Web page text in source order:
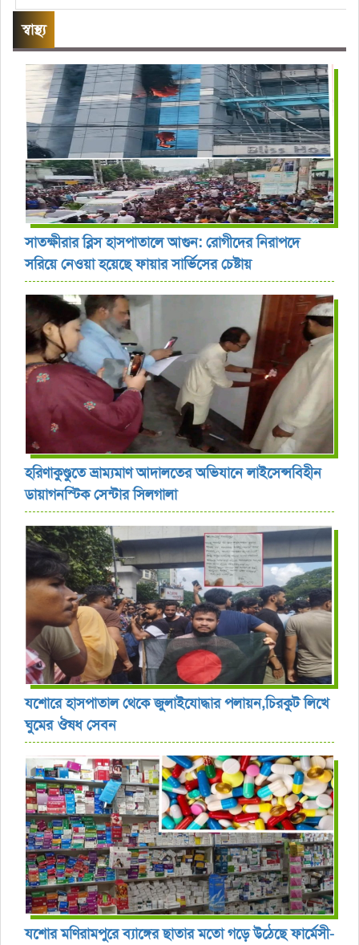
স্বাস্থ্য
সাতক্ষীরার ব্লিস হাসপাতালে আগুন: রোগীদের নিরাপদে
সরিয়ে নেওয়া হয়েছে ফায়ার সার্ভিসের চেষ্টায়
হরিণাকুণ্ডুতে ভ্রাম্যমাণ আদালতের অভিযানে লাইসেন্সবিহীন
ডায়াগনস্টিক সেন্টার সিলগালা
যশোরে হাসপাতাল থেকে জুলাইযোদ্ধার পলায়ন,চিরকুট লিখে
ঘুমের ঔষধ সেবন
যশোর ‎মণিরামপুরে ব্যাঙ্গের ছাতার মতো গড়ে উঠেছে ফার্মেসী-